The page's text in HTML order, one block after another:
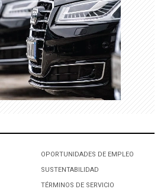
OPORTUNIDADES DE EMPLEO
SUSTENTABILIDAD
TÉRMINOS DE SERVICIO